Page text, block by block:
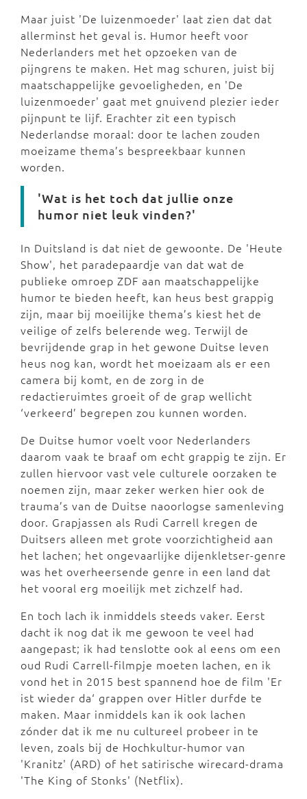
Maar juist 'De luizenmoeder' laat zien dat dat
allerminst het geval is. Humor heeft voor
Nederlanders met het opzoeken van de
pijngrens te maken. Het mag schuren, juist bij
maatschappelijke gevoeligheden, en 'De
luizenmoeder' gaat met gnuivend plezier ieder
pijnpunt te lijf. Erachter zit een typisch
Nederlandse moraal: door te lachen zouden
moeizame thema’s bespreekbaar kunnen
worden.
'Wat is het toch dat jullie onze
humor niet leuk vinden?'
In Duitsland is dat niet de gewoonte. De 'Heute
Show', het paradepaardje van dat wat de
publieke omroep ZDF aan maatschappelijke
humor te bieden heeft, kan heus best grappig
zijn, maar bij moeilijke thema’s kiest het de
veilige of zelfs belerende weg. Terwijl de
bevrijdende grap in het gewone Duitse leven
heus nog kan, wordt het moeizaam als er een
camera bij komt, en de zorg in de
redactieruimtes groeit of de grap wellicht
‘verkeerd’ begrepen zou kunnen worden.
De Duitse humor voelt voor Nederlanders
daarom vaak te braaf om echt grappig te zijn. Er
zullen hiervoor vast vele culturele oorzaken te
noemen zijn, maar zeker werken hier ook de
trauma’s van de Duitse naoorlogse samenleving
door. Grapjassen als Rudi Carrell kregen de
Duitsers alleen met grote voorzichtigheid aan
het lachen; het ongevaarlijke dijenkletser-genre
was het overheersende genre in een land dat
het vooral erg moeilijk met zichzelf had.
En toch lach ik inmiddels steeds vaker. Eerst
dacht ik nog dat ik me gewoon te veel had
aangepast; ik had tenslotte ook al eens om een
oud Rudi Carrell-filmpje moeten lachen, en ik
vond het in 2015 best spannend hoe de film 'Er
ist wieder da‘ grappen over Hitler durfde te
maken. Maar inmiddels kan ik ook lachen
zónder dat ik me nu cultureel probeer in te
leven, zoals bij de Hochkultur-humor van
'Kranitz' (ARD) of het satirische wirecard-drama
'The King of Stonks' (Netflix).